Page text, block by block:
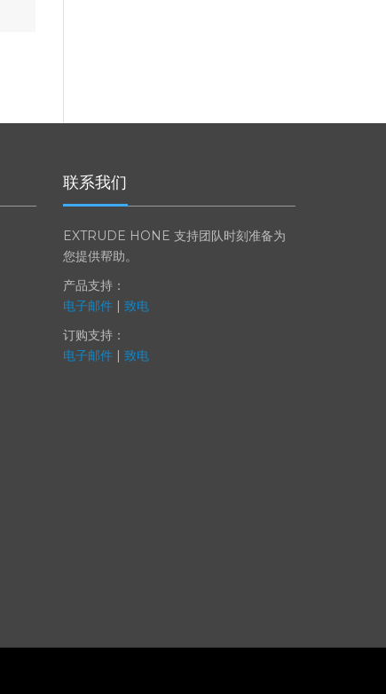
联系我们
EXTRUDE HONE 支持团队时刻准备为
您提供帮助。
产品支持：
电子邮件| 致电
订购支持：
电子邮件| 致电